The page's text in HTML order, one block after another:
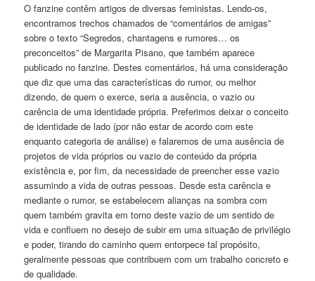
O fanzine contêm artigos de diversas feministas. Lendo-os,
encontramos trechos chamados de “comentários de amigas”
sobre o texto “Segredos, chantagens e rumores… os
preconceitos” de Margarita Pisano, que também aparece
publicado no fanzine. Destes comentários, há uma consideração
que diz que uma das características do rumor, ou melhor
dizendo, de quem o exerce, seria a ausência, o vazio ou
carência de uma identidade própria. Preferimos deixar o conceito
de identidade de lado (por não estar de acordo com este
enquanto categoria de análise) e falaremos de uma ausência de
projetos de vida próprios ou vazio de conteúdo da própria
existência e, por fim, da necessidade de preencher esse vazio
assumindo a vida de outras pessoas. Desde esta carência e
mediante o rumor, se estabelecem alianças na sombra com
quem também gravita em torno deste vazio de um sentido de
vida e confluem no desejo de subir em uma situação de privilégio
e poder, tirando do caminho quem entorpece tal propósito,
geralmente pessoas que contribuem com um trabalho concreto e
de qualidade.